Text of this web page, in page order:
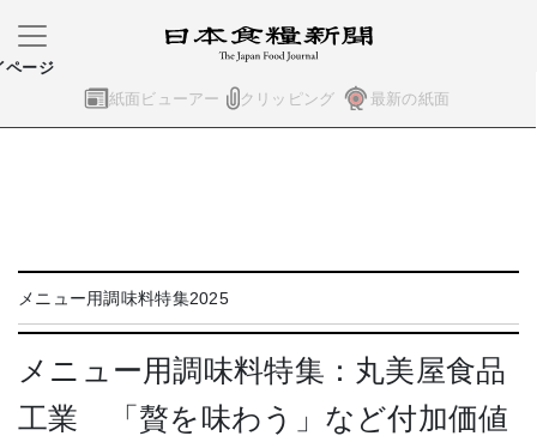
紙面ビューアー クリッピング 最新の紙面
ページ
メニュー用調味料特集2025
メニュー用調味料特集：丸美屋食品
工業 「贅を味わう」など付加価値